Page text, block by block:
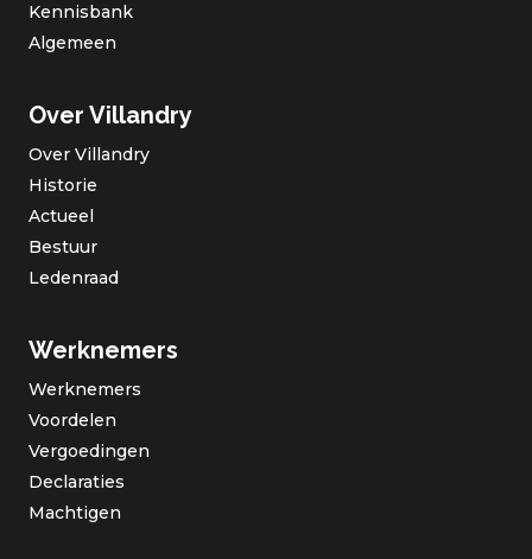
Kennisbank
Algemeen
Over Villandry
Over Villandry
Historie
Actueel
Bestuur
Ledenraad
Werknemers
Werknemers
Voordelen
Vergoedingen
Declaraties
Machtigen